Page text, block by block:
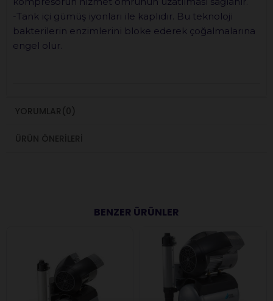
-Tank içi gümüş iyonları ile kaplıdır. Bu teknoloji
bakterilerin enzimlerini bloke ederek çoğalmalarına
engel olur.
YORUMLAR (0)
ÜRÜN ÖNERILERI
BENZER ÜRÜNLER